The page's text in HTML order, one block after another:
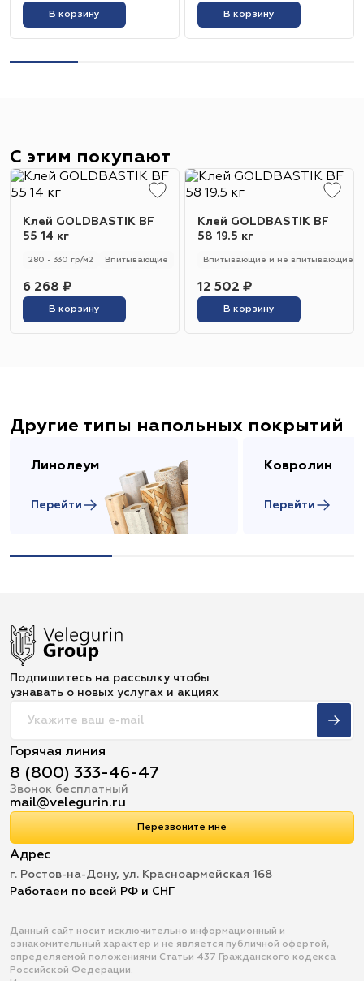
В корзину В корзину
С этим покупают
Клей GOLDBASTIK BF
55 14 кг
280 - 330 гр/м2 Впитывающие
6 268 ₽
В корзину
Клей GOLDBASTIK BF
58 19.5 кг
Впитывающие и не впитывающие
12 502 ₽
В корзину
Другие типы напольных покрытий
Линолеум
Перейти
Ковролин
Перейти
Подпишитесь на рассылку чтобы
узнавать о новых услугах и акциях
Горячая линия
8 (800) 333-46-47
Звонок бесплатный
mail@velegurin.ru
Перезвоните мне
Адрес
г. Ростов-на-Дону, ул. Красноармейская 168
Работаем по всей РФ и СНГ
Данный сайт носит исключительно информационный и
ознакомительный характер и не является публичной офертой,
определяемой положениями Статьи 437 Гражданского кодекса
Российской Федерации.